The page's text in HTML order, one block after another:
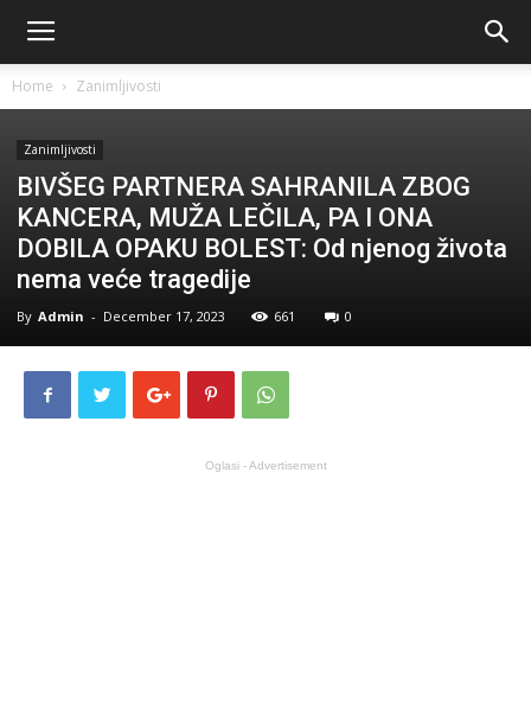
Home Zanimljivosti
Zanimljivosti
BIVŠEG PARTNERA SAHRANILA ZBOG
KANCERA, MUŽA LEČILA, PA I ONA
DOBILA OPAKU BOLEST: Od njenog života
nema veće tragedije
By Admin - December 17, 2023 661 0
Oglasi - Advertisement